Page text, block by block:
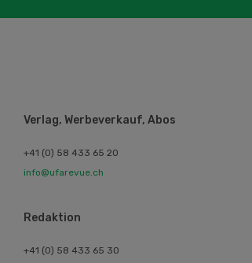
Verlag, Werbeverkauf, Abos
+41 (0) 58 433 65 20
info@ufarevue.ch
Redaktion
+41 (0) 58 433 65 30